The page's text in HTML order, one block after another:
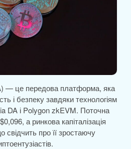
— це передова платформа, яка
і безпеку завдяки технологіям
DA і Polygon zkEVM. Поточна
а ринкова капіталізація
про її зростаючу